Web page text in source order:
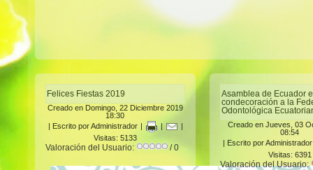
Felices Fiestas 2019
Creado en Domingo, 22 Diciembre 2019
18:30
| Escrito por Administrador | |
|
Visitas: 5133
Valoración del Usuario: / 0
Asamblea de Ecuador
condecoración a la
Odontológica
Creado en Jueves, 03
08:54
| Escrito por Administrador
Visitas: 6391
Valoración del Usuario: